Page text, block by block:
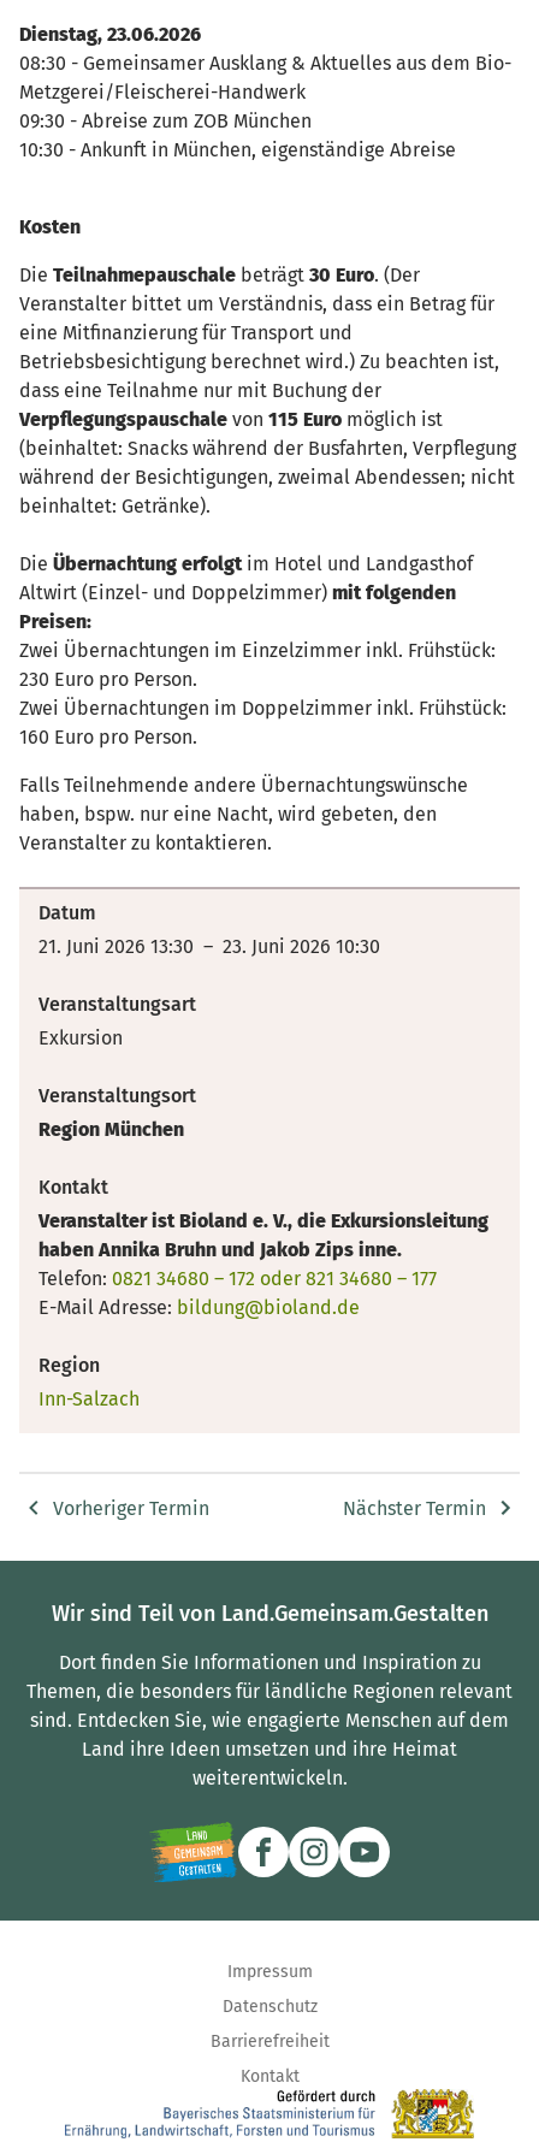
Dienstag, 23.06.2026
08:30 - Gemeinsamer Ausklang & Aktuelles aus dem Bio-
Metzgerei/Fleischerei-Handwerk
09:30 - Abreise zum ZOB München
10:30 - Ankunft in München, eigenständige Abreise
Kosten
Die Teilnahmepauschale beträgt 30 Euro. (Der
Veranstalter bittet um Verständnis, dass ein Betrag für
eine Mitfinanzierung für Transport und
Betriebsbesichtigung berechnet wird.) Zu beachten ist,
dass eine Teilnahme nur mit Buchung der
Verpflegungspauschale von 115 Euro möglich ist
(beinhaltet: Snacks während der Busfahrten, Verpflegung
während der Besichtigungen, zweimal Abendessen; nicht
beinhaltet: Getränke).
Die Übernachtung erfolgt im Hotel und Landgasthof
Altwirt (Einzel- und Doppelzimmer) mit folgenden
Preisen:
Zwei Übernachtungen im Einzelzimmer inkl. Frühstück:
230 Euro pro Person.
Zwei Übernachtungen im Doppelzimmer inkl. Frühstück:
160 Euro pro Person.
Falls Teilnehmende andere Übernachtungswünsche
haben, bspw. nur eine Nacht, wird gebeten, den
Veranstalter zu kontaktieren.
Datum
21. Juni 2026 13:30 – 23. Juni 2026 10:30
Veranstaltungsart
Exkursion
Veranstaltungsort
Region München
Kontakt
Veranstalter ist Bioland e. V., die Exkursionsleitung
haben Annika Bruhn und Jakob Zips inne.
Telefon: 0821 34680 – 172 oder 821 34680 – 177
E-Mail Adresse: bildung@bioland.de
Region
Inn-Salzach
Vorheriger Termin Nächster Termin
Wir sind Teil von Land.Gemeinsam.Gestalten
Dort finden Sie Informationen und Inspiration zu
Themen, die besonders für ländliche Regionen relevant
sind. Entdecken Sie, wie engagierte Menschen auf dem
Land ihre Ideen umsetzen und ihre Heimat
weiterentwickeln.
Impressum
Datenschutz
Barrierefreiheit
Kontakt